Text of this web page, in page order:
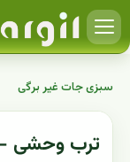
سبزی جات غیر برگی
ترب وحشی -